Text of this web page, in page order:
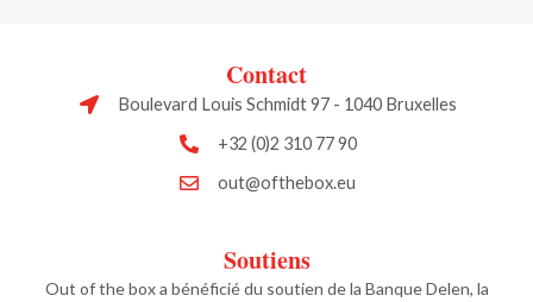
Contact
Boulevard Louis Schmidt 97 - 1040 Bruxelles
+32 (0)2 310 77 90
out@ofthebox.eu
Soutiens
Out of the box a bénéficié du soutien de la Banque Delen, la